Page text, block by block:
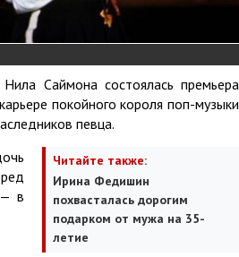
Саймона состоялась премьера
покойного короля поп-музыки
певца.
Читайте также:
Ирина Федишин
похвасталась дорогим
подарком от мужа на 35-
летие
в